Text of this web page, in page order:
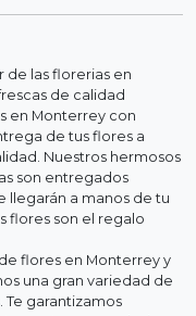
de las florerias en
de calidad
en Monterrey con
de tus flores a
Nuestros hermosos
son entregados
llegarán a manos de tu
flores son el regalo
flores en Monterrey y
una gran variedad de
Te garantizamos